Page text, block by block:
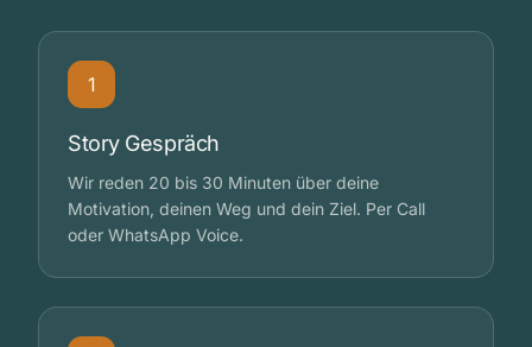
1
Story Gespräch
Wir reden 20 bis 30 Minuten über deine
Motivation, deinen Weg und dein Ziel. Per Call
oder WhatsApp Voice.